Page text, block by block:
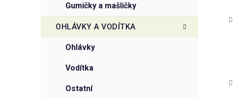
gumičky a mašličky
OHLÁVKY A VODÍTKA
ohlávky
vodítka
ostatní